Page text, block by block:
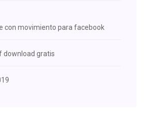
con movimiento para facebook
download gratis